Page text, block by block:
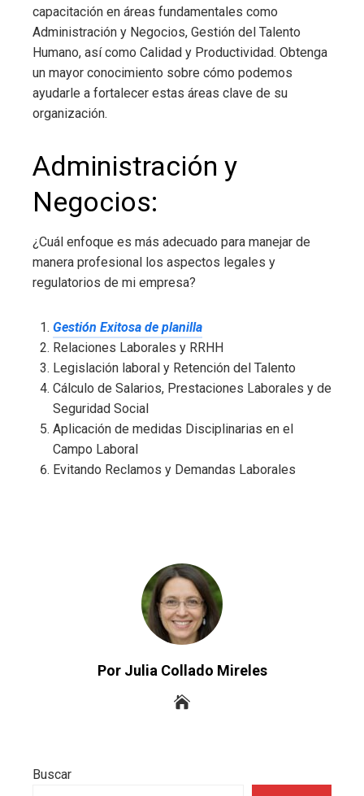
capacitación en áreas fundamentales como
Administración y Negocios, Gestión del Talento
Humano, así como Calidad y Productividad. Obtenga
un mayor conocimiento sobre cómo podemos
ayudarle a fortalecer estas áreas clave de su
organización.
Administración y
Negocios:
¿Cuál enfoque es más adecuado para manejar de
manera profesional los aspectos legales y
regulatorios de mi empresa?
Gestión Exitosa de planilla
Relaciones Laborales y RRHH
Legislación laboral y Retención del Talento
Cálculo de Salarios, Prestaciones Laborales y de
Seguridad Social
Aplicación de medidas Disciplinarias en el
Campo Laboral
Evitando Reclamos y Demandas Laborales
Por Julia Collado Mireles
Buscar